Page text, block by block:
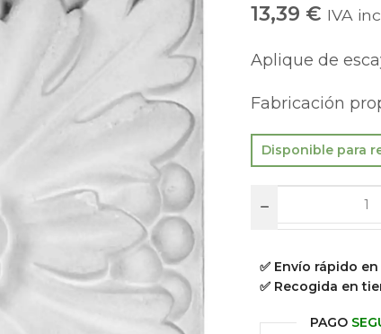
13,39 € IVA
Aplique de
Fabricación
Disponible para
✅ Envío rápido
✅ Recogida en
PAGO